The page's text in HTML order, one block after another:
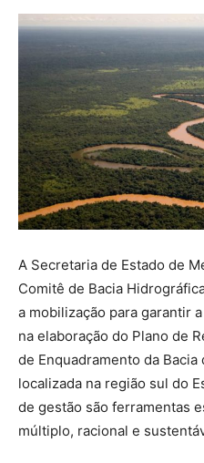
A Secretaria de Estado de
Comitê de Bacia
a mobilização para garantir
na elaboração do Plano de
de Enquadramento da Bacia
localizada na região sul do
de gestão são ferramentas
múltiplo, racional e